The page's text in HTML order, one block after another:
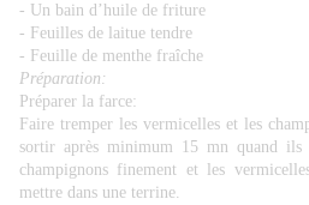
- Un bain d’huile de friture
- Feuilles de laitue tendre
- Feuille de menthe fraîche
Préparation:
Préparer la farce:
Faire tremper les vermicelles et les
sortir après minimum 15 mn quand ils
champignons finement et les
mettre dans une terrine.